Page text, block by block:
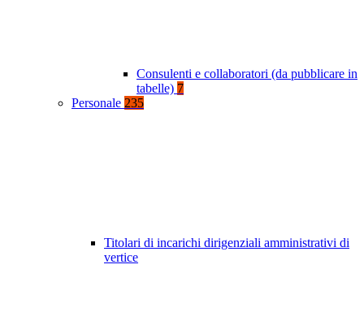
Consulenti e collaboratori (da pubblicare in
tabelle) 7
Personale 235
Titolari di incarichi dirigenziali amministrativi di
vertice